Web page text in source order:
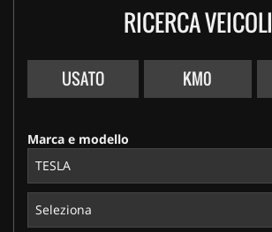
ASSISTENZA
RICERCA VEICOLI
USATO KM0
Marca e modello